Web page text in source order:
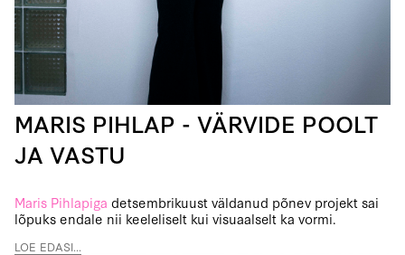
MARIS PIHLAP - VÄRVIDE POOLT
JA VASTU
Maris Pihlapiga detsembrikuust väldanud põnev projekt sai
lõpuks endale nii keeleliselt kui visuaalselt ka vormi.
LOE EDASI...